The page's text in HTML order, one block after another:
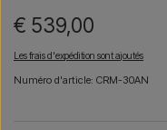
€ 539,00
Les frais d'expédition sont ajoutés
Numéro d'article: CRM-30AN